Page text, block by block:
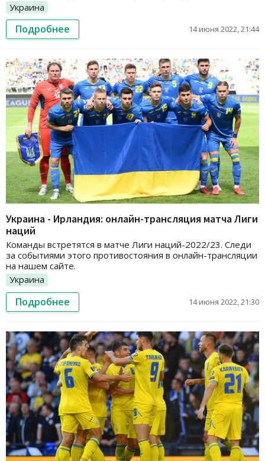
Украина
Подробнее 14 июня 2022, 21:44
Украина - Ирландия: онлайн-трансляция матча Лиги
наций
Команды встретятся в матче Лиги наций-2022/23. Следи
за событиями этого противостояния в онлайн-трансляции
на нашем сайте.
Украина
Подробнее 14 июня 2022, 21:30